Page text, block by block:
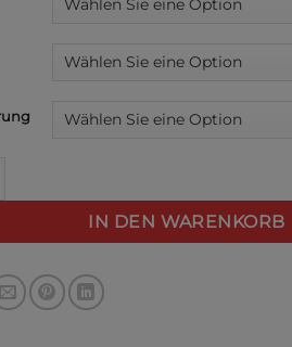
– Gemeinschaftsschule Jettingen
IN DEN WARENKORB